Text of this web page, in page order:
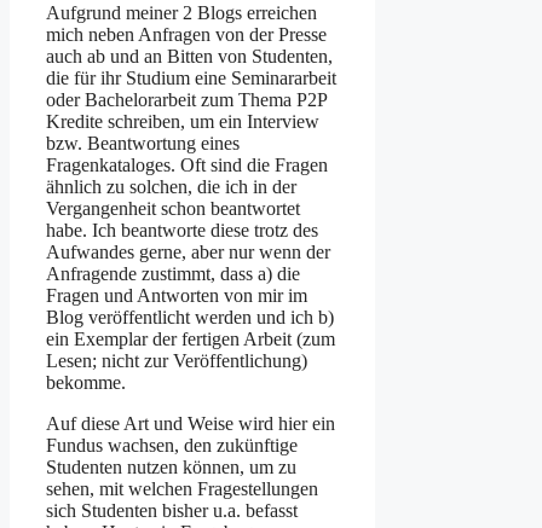
Aufgrund meiner 2 Blogs erreichen
mich neben Anfragen von der Presse
auch ab und an Bitten von Studenten,
die für ihr Studium eine Seminararbeit
oder Bachelorarbeit zum Thema P2P
Kredite schreiben, um ein Interview
bzw. Beantwortung eines
Fragenkataloges. Oft sind die Fragen
ähnlich zu solchen, die ich in der
Vergangenheit schon beantwortet
habe. Ich beantworte diese trotz des
Aufwandes gerne, aber nur wenn der
Anfragende zustimmt, dass a) die
Fragen und Antworten von mir im
Blog veröffentlicht werden und ich b)
ein Exemplar der fertigen Arbeit (zum
Lesen; nicht zur Veröffentlichung)
bekomme.
Auf diese Art und Weise wird hier ein
Fundus wachsen, den zukünftige
Studenten nutzen können, um zu
sehen, mit welchen Fragestellungen
sich Studenten bisher u.a. befasst